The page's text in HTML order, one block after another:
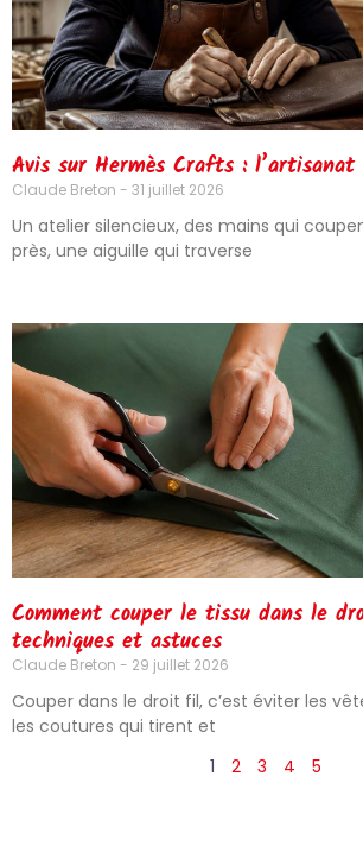
Avis sur Hermès Crafts : l’artisanat
Claude Breton 31 juillet 2026
Un atelier silencieux, des mains qui
près, une aiguille qui traverse
Comment couper le tissu dans le
techniques et astuces
Claude Breton 29 juillet 2026
Couper dans le droit fil, c’est éviter les
les coutures qui tirent et
1
2 3 4 5